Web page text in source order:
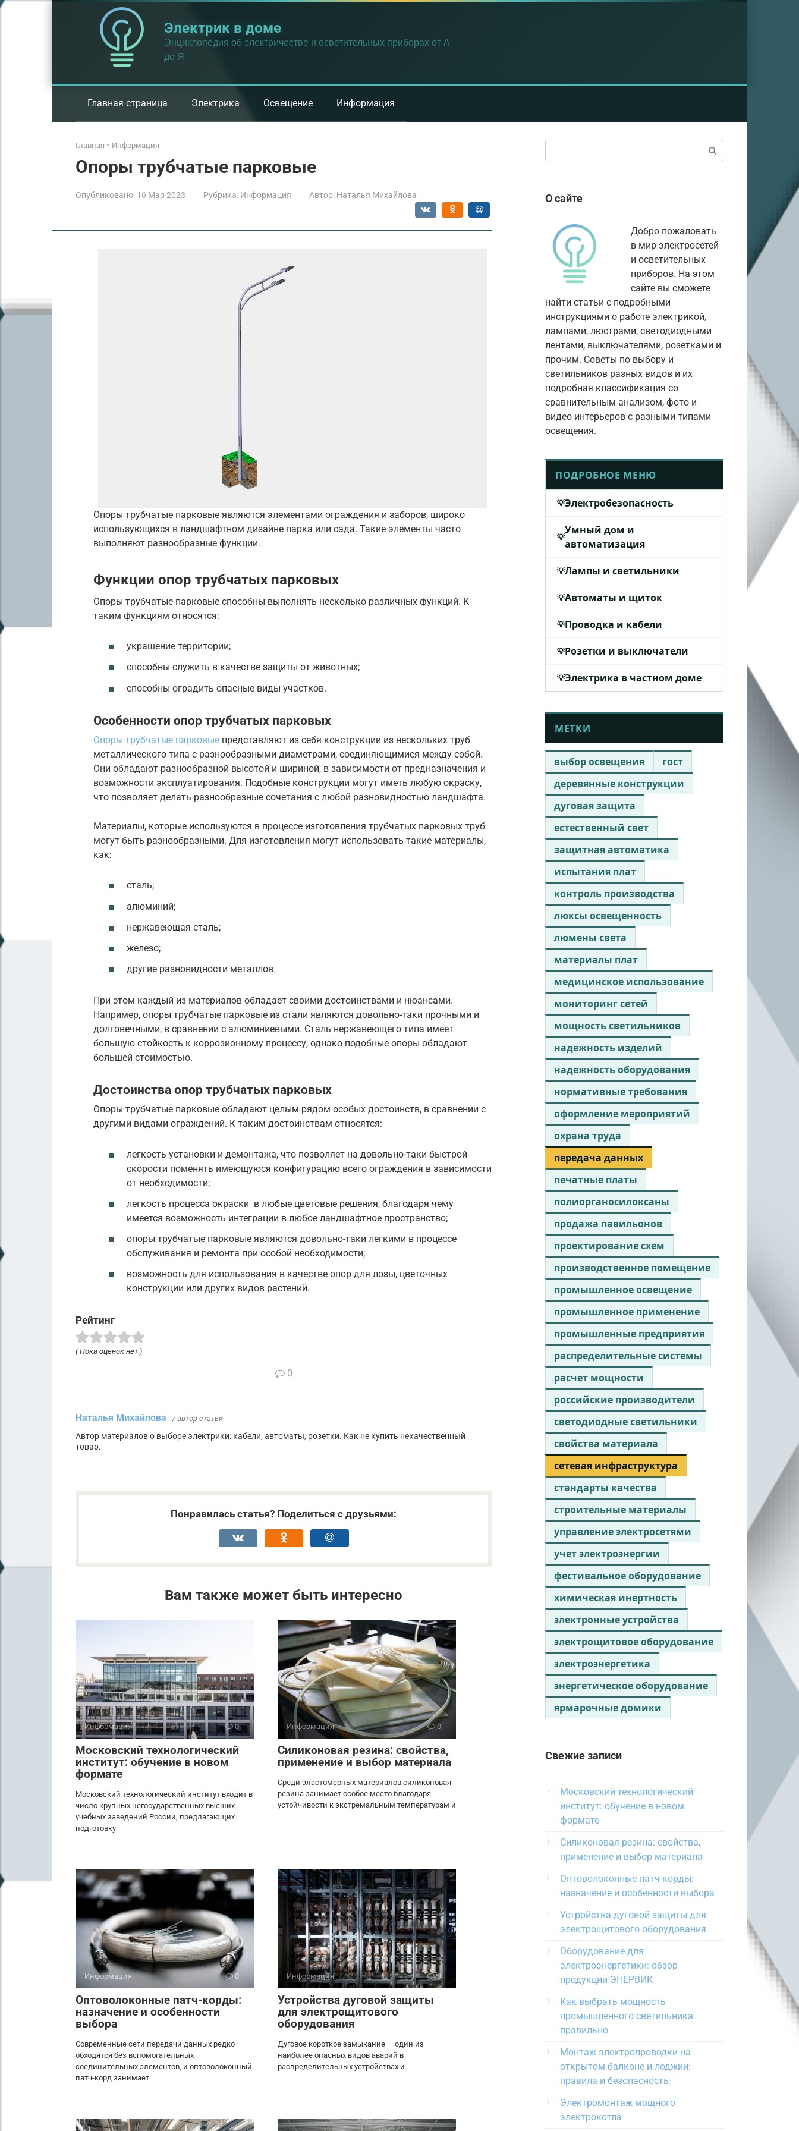
Перейти
Электрик в доме
Энциклопедия об электричестве и осветительных приборах от А
до Я
Главная страница Электрика Освещение Информация
Главная » Информация
Опоры трубчатые парковые
Опубликовано: 16 Мар 2023 Рубрика: Информация Автор: Наталья Михайлова
Опоры трубчатые парковые являются элементами ограждения и заборов, широко
использующихся в ландшафтном дизайне парка или сада. Такие элементы часто
выполняют разнообразные функции.
Функции опор трубчатых парковых
Опоры трубчатые парковые способны выполнять несколько различных функций. К
таким функциям относятся:
украшение территории;
способны служить в качестве защиты от животных;
способны оградить опасные виды участков.
Особенности опор трубчатых парковых
Опоры трубчатые парковые представляют из себя конструкции из нескольких труб
металлического типа с разнообразными диаметрами, соединяющимися между собой.
Они обладают разнообразной высотой и шириной, в зависимости от предназначения и
возможности эксплуатирования. Подобные конструкции могут иметь любую окраску,
что позволяет делать разнообразные сочетания с любой разновидностью ландшафта.
Материалы, которые используются в процессе изготовления трубчатых парковых труб
могут быть разнообразными. Для изготовления могут использовать такие материалы,
как:
сталь;
алюминий;
нержавеющая сталь;
железо;
другие разновидности металлов.
При этом каждый из материалов обладает своими достоинствами и нюансами.
Например, опоры трубчатые парковые из стали являются довольно-таки прочными и
долговечными, в сравнении с алюминиевыми. Сталь нержавеющего типа имеет
большую стойкость к коррозионному процессу, однако подобные опоры обладают
большей стоимостью.
Достоинства опор трубчатых парковых
Опоры трубчатые парковые обладают целым рядом особых достоинств, в сравнении с
другими видами ограждений. К таким достоинствам относятся:
легкость установки и демонтажа, что позволяет на довольно-таки быстрой
скорости поменять имеющуюся конфигурацию всего ограждения в зависимости
от необходимости;
легкость процесса окраски в любые цветовые решения, благодаря чему
имеется возможность интеграции в любое ландшафтное пространство;
опоры трубчатые парковые являются довольно-таки легкими в процессе
обслуживания и ремонта при особой необходимости;
возможность для использования в качестве опор для лозы, цветочных
конструкции или других видов растений.
Рейтинг
( Пока оценок нет )
0
Наталья Михайлова / автор статьи
Автор материалов о выборе электрики: кабели, автоматы, розетки. Как не купить некачественный
товар.
Понравилась статья? Поделиться с друзьями:
Вам также может быть интересно
Информация 0
Московский технологический
институт: обучение в новом
формате
Московский технологический институт входит в
число крупных негосударственных высших
учебных заведений России, предлагающих
подготовку
Информация 0
Силиконовая резина: свойства,
применение и выбор материала
Среди эластомерных материалов силиконовая
резина занимает особое место благодаря
устойчивости к экстремальным температурам и
Информация 0
Оптоволоконные патч-корды:
назначение и особенности
выбора
Современные сети передачи данных редко
обходятся без вспомогательных
соединительных элементов, и оптоволоконный
патч-корд занимает
Информация 0
Устройства дуговой защиты
для электрощитового
оборудования
Дуговое короткое замыкание — один из
наиболее опасных видов аварий в
распределительных устройствах и
О сайте
Добро пожаловать
в мир электросетей
и осветительных
приборов. На этом
сайте вы сможете
найти статьи с подробными
инструкциями о работе электрикой,
лампами, люстрами, светодиодными
лентами, выключателями, розетками и
прочим. Советы по выбору и
светильников разных видов и их
подробная классификация со
сравнительным анализом, фото и
видео интерьеров с разными типами
освещения.
ПОДРОБНОЕ МЕНЮ
Электробезопасность
Умный дом и
автоматизация
Лампы и светильники
Автоматы и щиток
Проводка и кабели
Розетки и выключатели
Электрика в частном доме
МЕТКИ
выбор освещения
гост
деревянные конструкции
дуговая защита
естественный свет
защитная автоматика
испытания плат
контроль производства
люксы освещенность
люмены света
материалы плат
медицинское использование
мониторинг сетей
мощность светильников
надежность изделий
надежность оборудования
нормативные требования
оформление мероприятий
охрана труда
передача данных
печатные платы
полиорганосилоксаны
продажа павильонов
проектирование схем
производственное помещение
промышленное освещение
промышленное применение
промышленные предприятия
распределительные системы
расчет мощности
российские производители
светодиодные светильники
свойства материала
сетевая инфраструктура
стандарты качества
строительные материалы
управление электросетями
учет электроэнергии
фестивальное оборудование
химическая инертность
электронные устройства
электрощитовое оборудование
электроэнергетика
энергетическое оборудование
ярмарочные домики
Свежие записи
Московский технологический
институт: обучение в новом
формате
Силиконовая резина: свойства,
применение и выбор материала
Оптоволоконные патч-корды:
назначение и особенности выбора
Устройства дуговой защиты для
электрощитового оборудования
Оборудование для
электроэнергетики: обзор
продукции ЭНЕРВИК
Как выбрать мощность
промышленного светильника
правильно
Монтаж электропроводки на
открытом балконе и лоджии:
правила и безопасность
Электромонтаж мощного
электрокотла